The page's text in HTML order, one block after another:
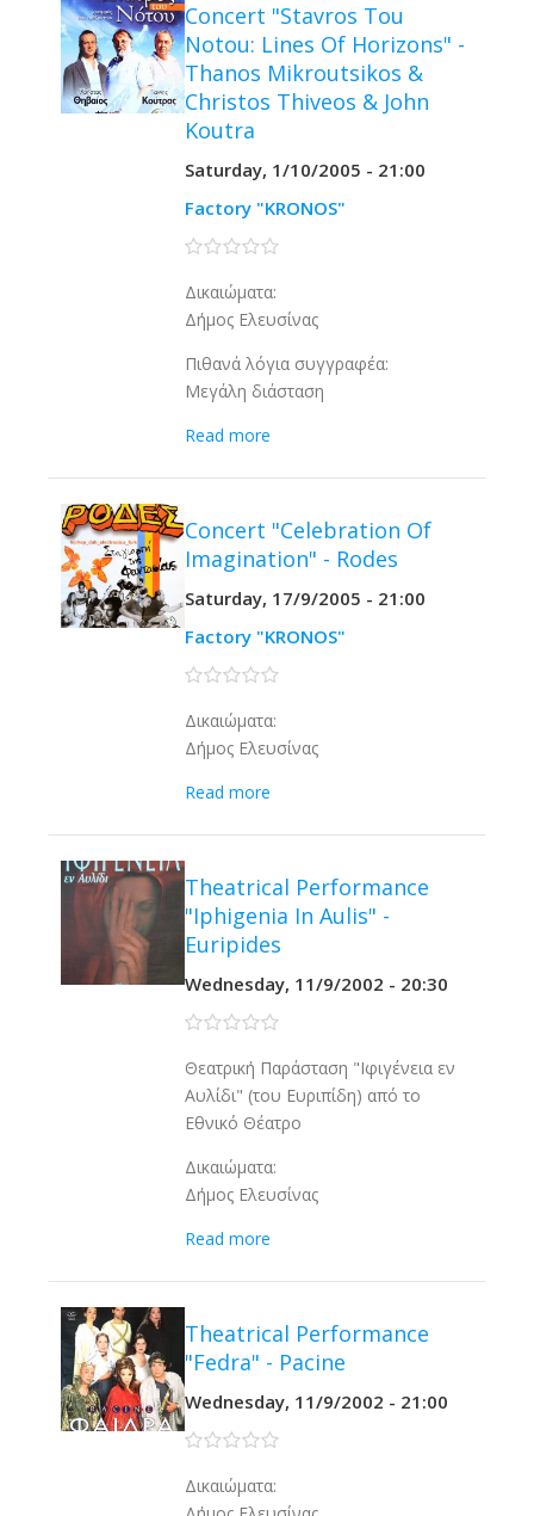
Concert "Stavros Tou
Notou: Lines Of Horizons" -
Thanos Mikroutsikos &
Christos Thiveos & John
Koutra
Saturday, 1/10/2005 - 21:00
Factory "KRONOS"
0 stars
Δικαιώματα:
Δήμος Ελευσίνας
Πιθανά λόγια συγγραφέα:
Μεγάλη διάσταση
Read more
Concert "Celebration Of
Imagination" - Rodes
Saturday, 17/9/2005 - 21:00
Factory "KRONOS"
0 stars
Δικαιώματα:
Δήμος Ελευσίνας
Read more
Theatrical Performance
"Iphigenia In Aulis" -
Euripides
Wednesday, 11/9/2002 - 20:30
0 stars
Θεατρική Παράσταση "Ιφιγένεια εν
Αυλίδι" (του Ευριπίδη) από το
Εθνικό Θέατρο
Δικαιώματα:
Δήμος Ελευσίνας
Read more
Theatrical Performance
"Fedra" - Pacine
Wednesday, 11/9/2002 - 21:00
0 stars
Δικαιώματα: